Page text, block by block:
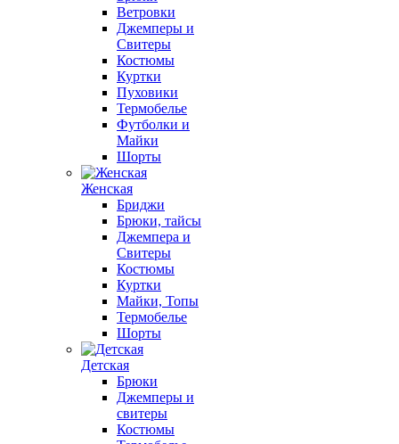
Ветровки
Джемперы и
Свитеры
Костюмы
Куртки
Пуховики
Термобелье
Футболки и
Майки
Шорты
Женская
Бриджи
Брюки, тайсы
Джемпера и
Свитеры
Костюмы
Куртки
Майки, Топы
Термобелье
Шорты
Детская
Брюки
Джемперы и
свитеры
Костюмы